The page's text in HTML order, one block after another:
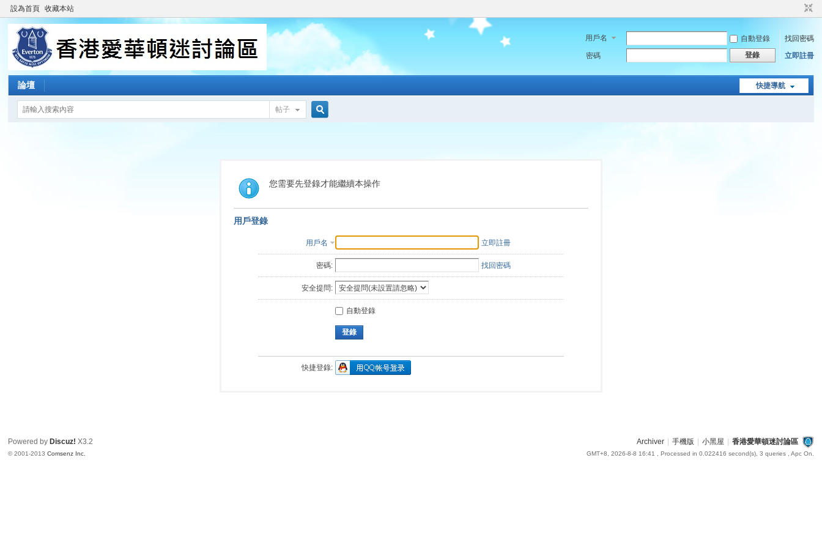
設為首頁 收藏本站
用戶名 自動登錄
找回密碼
密碼
登錄 立即註冊
快捷導航
論壇
帖子
索
您需要先登錄才能繼續本操作
用戶登錄
用戶名 立即註冊
密碼: 找回密碼
安全提問:
自動登錄
登錄
快捷登錄:
Archiver 手機版 小黑屋 香港愛華頓迷討論區
GMT+8, 2026-8-8 16:41 , Processed in 0.022416 second(s), 3 queries , Apc On.
Powered by Discuz! X3.2
© 2001-2013Comsenz Inc.